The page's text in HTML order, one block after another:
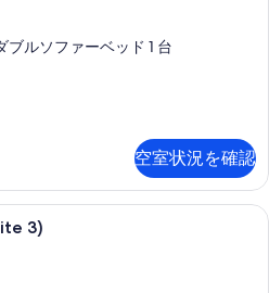
ルソファーベッド 1 台
空室状況を確認
3)